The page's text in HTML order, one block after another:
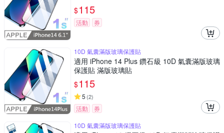
$115
活動 券
10D 氣囊滿版玻璃保護貼
適用 iPhone 14 Plus 鑽石級 10D 氣囊滿版玻璃
保護貼 滿版玻璃貼
$115
5 (2)
活動
券
10D 氣囊滿版玻璃保護貼